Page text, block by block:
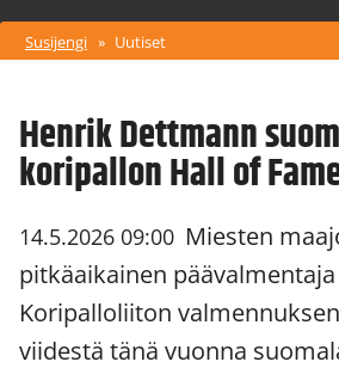
Susijengi » Uutiset
Henrik Dettmann
koripallon Hall of
14.5.2026 09:00 Miesten
pitkäaikainen
Koripalloliiton
viidestä tänä vuonna